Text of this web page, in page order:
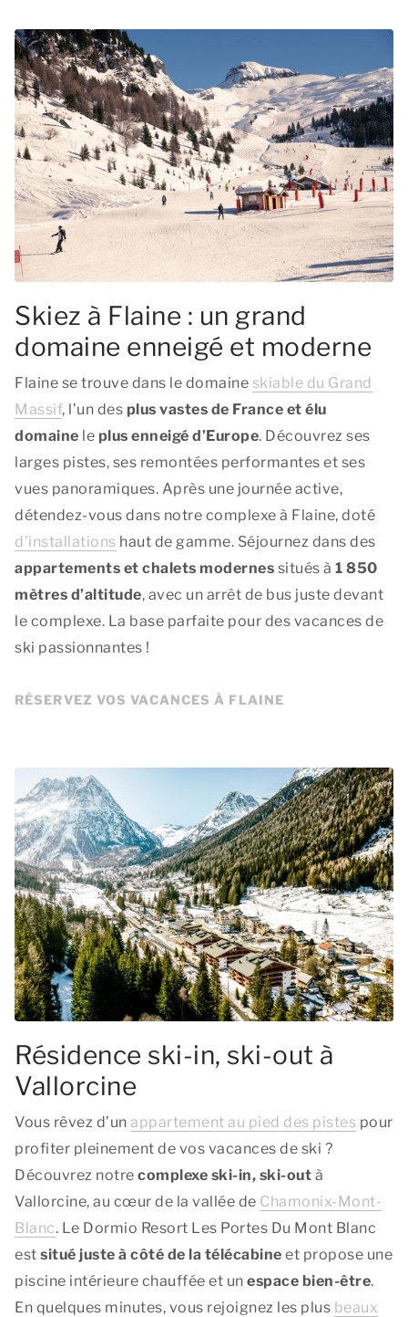
Skiez à Flaine : un grand
domaine enneigé et moderne
Flaine se trouve dans le domaine skiable du Grand
Massif, l’un des plus vastes de France et élu
domaine le plus enneigé d’Europe. Découvrez ses
larges pistes, ses remontées performantes et ses
vues panoramiques. Après une journée active,
détendez-vous dans notre complexe à Flaine, doté
d’installations haut de gamme. Séjournez dans des
appartements et chalets modernes situés à 1 850
mètres d’altitude, avec un arrêt de bus juste devant
le complexe. La base parfaite pour des vacances de
ski passionnantes !
RÉSERVEZ VOS VACANCES À FLAINE
Résidence ski-in, ski-out à
Vallorcine
Vous rêvez d’un appartement au pied des pistes pour
profiter pleinement de vos vacances de ski ?
Découvrez notre complexe ski-in, ski-out à
Vallorcine, au cœur de la vallée de Chamonix-Mont-
Blanc. Le Dormio Resort Les Portes Du Mont Blanc
est situé juste à côté de la télécabine et propose une
piscine intérieure chauffée et un espace bien-être.
En quelques minutes, vous rejoignez les plus beaux